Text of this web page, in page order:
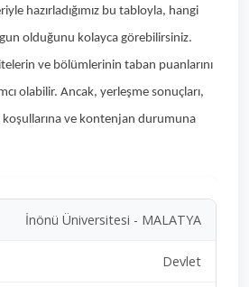
hazırladığımız bu tabloyla, hangi
olduğunu kolayca görebilirsiniz.
ve bölümlerinin taban puanlarını
olabilir. Ancak, yerleşme sonuçları,
koşullarına ve kontenjan durumuna
İnönü Üniversitesi - MALATYA
Devlet